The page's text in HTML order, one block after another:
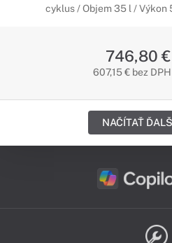
cyklus / Objem 35 l / Výkon
746,80 €
607,15 € bez DPH
NAČÍTAŤ